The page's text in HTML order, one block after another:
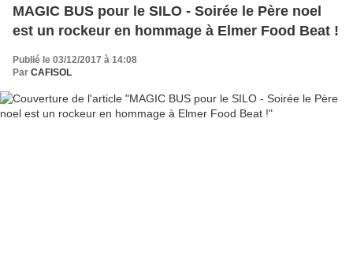
MAGIC BUS pour le SILO - Soirée le Père noel
est un rockeur en hommage à Elmer Food Beat !
Publié le 03/12/2017 à 14:08
Par CAFISOL